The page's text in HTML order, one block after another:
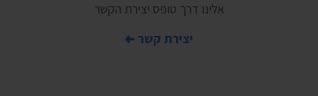
אלינו דרך טופס יצירת הקשר
יצירת קשר